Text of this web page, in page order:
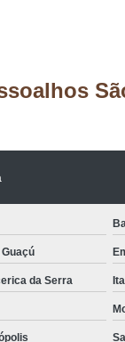
Guaçú
da Serra